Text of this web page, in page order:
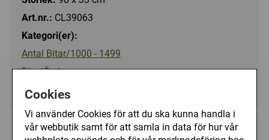
Cookies
Vi använder Cookies för att du ska kunna handla i
vår webbutik samt för att samla in data för hur vår
Art.nr.: CL39063
Kategori(er):
Antal Bitar/1000 - 1499
Djur/Övriga
Landskap/Sjö, Hav, Strand